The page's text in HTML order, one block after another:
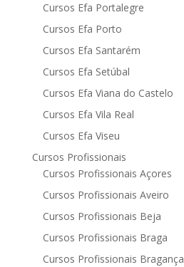
Cursos Efa Portalegre
Cursos Efa Porto
Cursos Efa Santarém
Cursos Efa Setúbal
Cursos Efa Viana do Castelo
Cursos Efa Vila Real
Cursos Efa Viseu
Cursos Profissionais
Cursos Profissionais Açores
Cursos Profissionais Aveiro
Cursos Profissionais Beja
Cursos Profissionais Braga
Cursos Profissionais Bragança